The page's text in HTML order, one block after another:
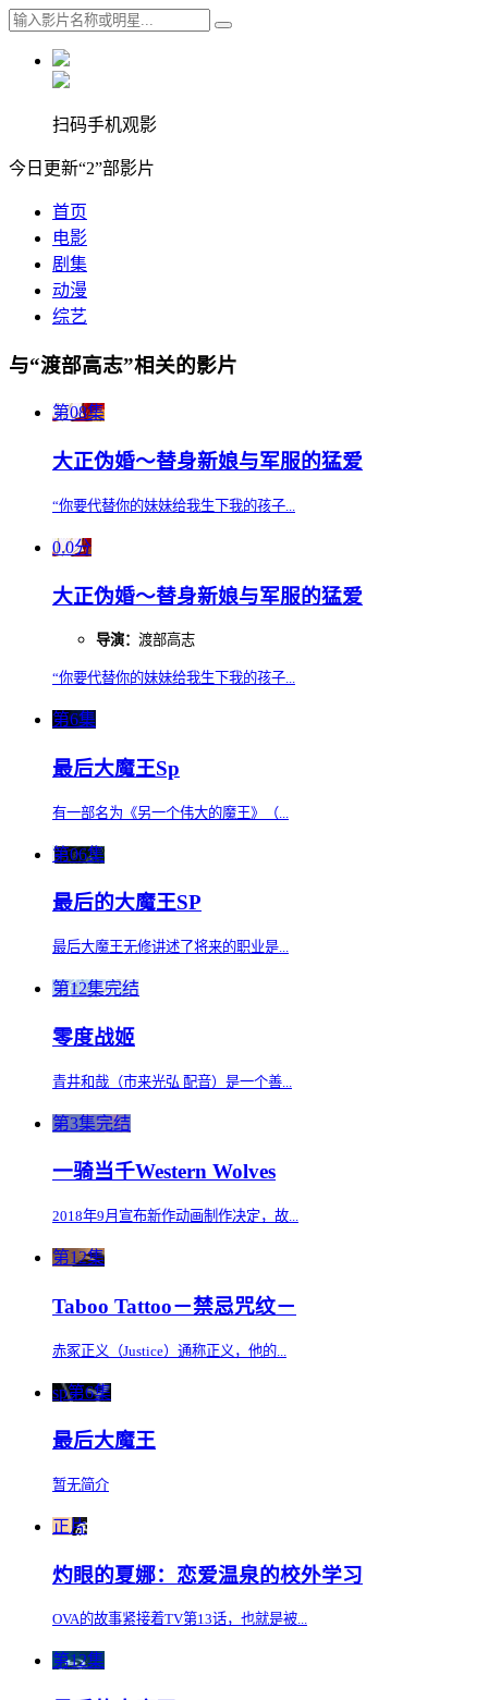
扫码手机观影
今日更新“2”部影片
首页
电影
剧集
动漫
综艺
与“渡部高志”相关的影片
第08集
大正伪婚～替身新娘与军服的猛爱
“你要代替你的妹妹给我生下我的孩子...
0.0分
大正伪婚～替身新娘与军服的猛爱
导演： 渡部高志
“你要代替你的妹妹给我生下我的孩子...
第6集
最后大魔王Sp
有一部名为《另一个伟大的魔王》（...
第06集
最后的大魔王SP
最后大魔王无修讲述了将来的职业是...
第12集完结
零度战姬
青井和哉（市来光弘 配音）是一个善...
第3集完结
一骑当千Western Wolves
2018年9月宣布新作动画制作决定，故...
第12集
Taboo Tattoo－禁忌咒纹－
赤冢正义（Justice）通称正义，他的...
sp第6集
最后大魔王
暂无简介
正片
灼眼的夏娜：恋爱温泉的校外学习
OVA的故事紧接着TV第13话，也就是被...
第12集